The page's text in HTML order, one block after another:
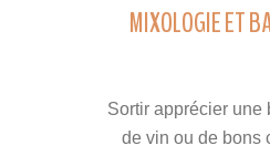
MIXOLOGIE ET
Sortir apprécier une
de vin ou de bons